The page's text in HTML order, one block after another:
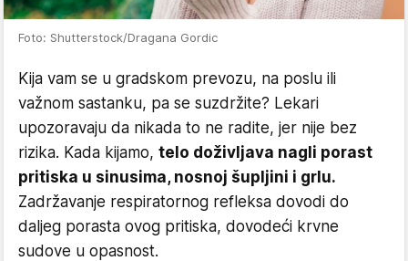
Foto: Shutterstock/Dragana Gordic
Kija vam se u gradskom prevozu, na poslu ili
važnom sastanku, pa se suzdržite? Lekari
upozoravaju da nikada to ne radite, jer nije bez
rizika. Kada kijamo, telo doživljava nagli porast
pritiska u sinusima, nosnoj šupljini i grlu.
Zadržavanje respiratornog refleksa dovodi do
daljeg porasta ovog pritiska, dovodeći krvne
sudove u opasnost.